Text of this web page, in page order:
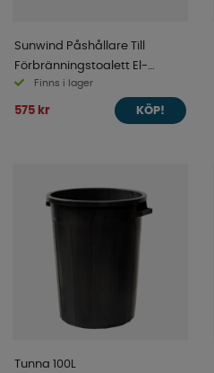
Sunwind Påshållare Till
Förbränningstoalett El-
doradoFinns i lager
575 kr KÖP!
Tunna 100L